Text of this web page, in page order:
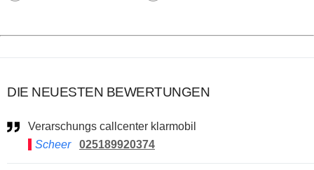
DIE NEUESTEN BEWERTUNGEN
Verarschungs callcenter klarmobil
Scheer
025189920374